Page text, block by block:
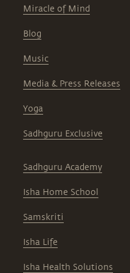
Miracle of Mind
Blog
Music
Media & Press Releases
Yoga
Sadhguru Exclusive
Sadhguru Academy
Isha Home School
Samskriti
Isha Life
Isha Health Solutions